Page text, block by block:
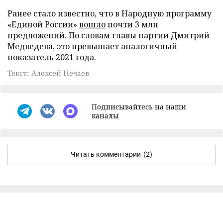
Ранее стало известно, что в Народную программу
«Единой России» вошлопочти 3 млн
предложений. По словам главы партии Дмитрий
Медведева, это превышает аналогичный
показатель 2021 года.
Текст: Алексей Нечаев
Подписывайтесь на наши
каналы
Читать комментарии (2)